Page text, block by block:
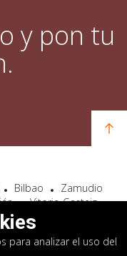
y pon tu
Bilbao
Zamudio
Vitoria-Gasteiz
Bidart
para analizar el uso del